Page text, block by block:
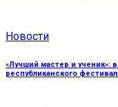
Новости
«Лучший мастер и ученик»:
республиканского